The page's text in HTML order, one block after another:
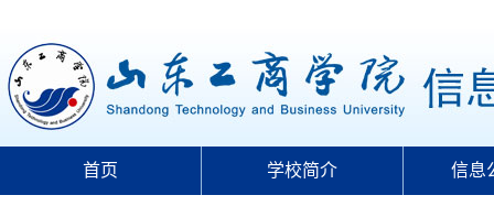
首页 学校简介 信息